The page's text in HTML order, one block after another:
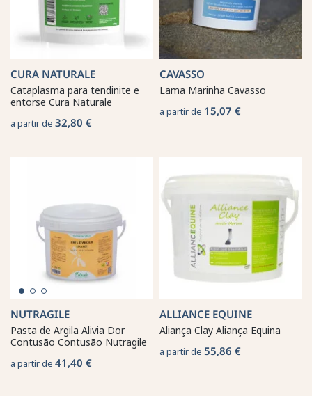
CURA NATURALE
Cataplasma para tendinite e
entorse Cura Naturale
a partir de 32,80 €
CAVASSO
Lama Marinha Cavasso
a partir de 15,07 €
NUTRAGILE
Pasta de Argila Alivia Dor
Contusão Contusão Nutragile
a partir de 41,40 €
ALLIANCE EQUINE
Aliança Clay Aliança Equina
a partir de 55,86 €